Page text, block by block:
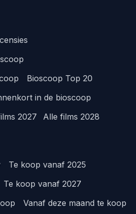
Bioscoop Top 20
in de bioscoop
2027 Alle films 2028
Te koop vanaf 2025
Te koop vanaf 2027
Vanaf deze maand te koop